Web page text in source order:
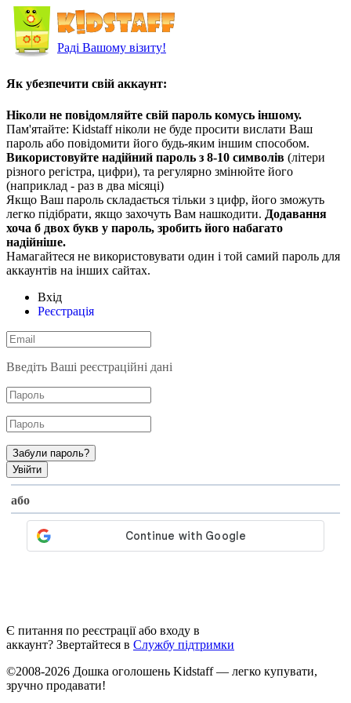
Раді Вашому візиту!
Як убезпечити свій аккаунт:
Ніколи не повідомляйте свій пароль комусь іншому.
Пам'ятайте: Kidstaff ніколи не буде просити вислати Ваш
пароль або повідомити його будь-яким іншим способом.
Використовуйте надійний пароль з 8-10 символів (літери
різного регістра, цифри), та регулярно змінюйте його
(наприклад - раз в два місяці)
Якщо Ваш пароль складається тільки з цифр, його зможуть
легко підібрати, якщо захочуть Вам нашкодити. Додавання
хоча б двох букв у пароль, зробить його набагато
надійніше.
Намагайтеся не використовувати один і той самий пароль для
аккаунтів на інших сайтах.
Вхід
Реєстрація
Введіть Ваші реєстраційні дані
Забули пароль?
або
Є питання по реєстрації або входу в
аккаунт? Звертайтеся в Службу підтримки
©2008-2026 Дошка оголошень Kidstaff — легко купувати,
зручно продавати!